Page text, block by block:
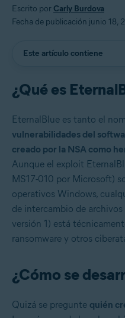
Escrito por Carly Burdova
Fecha de publicación junio 18,
Este artículo contiene
¿Qué es
EternalBlue es tanto el
vulnerabilidades del
creado por la NSA como
Aunque el exploit
MS17-010 por Microsoft)
operativos Windows,
de intercambio de
versión 1) está
ransomware y otros
¿Cómo se
Quizá se pregunte quién